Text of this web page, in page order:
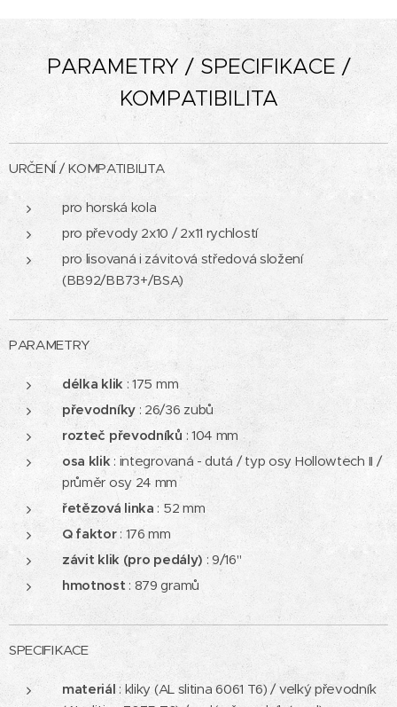
PARAMETRY / SPECIFIKACE /
KOMPATIBILITA
URČENÍ / KOMPATIBILITA
pro horská kola
pro převody 2x10 / 2x11 rychlostí
pro lisovaná i závitová středová složení
(BB92/BB73+/BSA)
PARAMETRY
délka klik : 175 mm
převodníky: 26/36 zubů
rozteč převodníků : 104 mm
osa klik : integrovaná - dutá / typ osy Hollowtech II /
průměr osy 24 mm
řetězová linka : 52 mm
Q faktor: 176 mm
závit klik (pro pedály) : 9/16"
hmotnost : 879 gramů
SPECIFIKACE
materiál: kliky (AL slitina 6061 T6) / velký převodník